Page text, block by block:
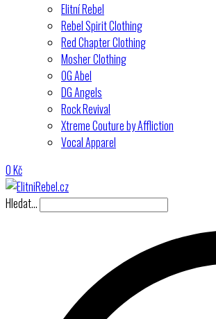
Elitní Rebel
Rebel Spirit Clothing
Red Chapter Clothing
Mosher Clothing
OG Abel
DG Angels
Rock Revival
Xtreme Couture by Affliction
Vocal Apparel
0Kč
Hledat…